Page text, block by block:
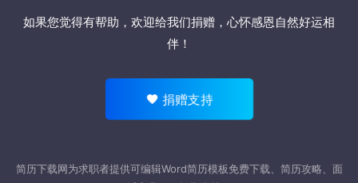
如果您觉得有帮助，欢迎给我们捐赠 ，心怀感恩自然好运相
伴！
捐赠支持
简历下载网为求职者提供可编辑Word简历模板免费下载、简历攻略、面